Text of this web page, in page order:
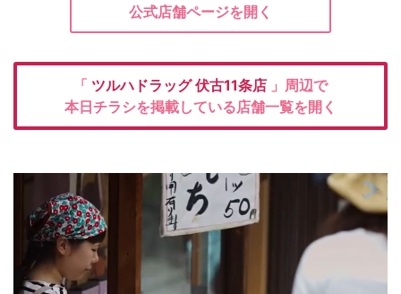
公式店舗ページを開く
「 ツルハドラッグ伏古11条店 」周辺で
本日チラシを掲載している店舗一覧を開く